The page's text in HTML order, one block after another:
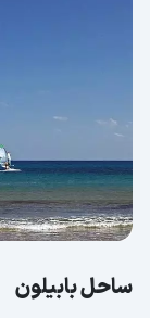
ساحل بابیلون